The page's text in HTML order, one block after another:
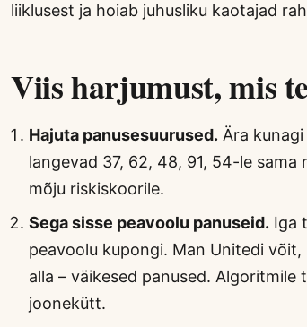
liiklusest ja hoiab juhusliku kaotajad
Viis harjumust, mis
Hajuta panusesuurused. Ära
langevad 37, 62, 48, 91, 54-le sama
mõju riskiskoorile.
Sega sisse peavoolu panuseid. Iga
peavoolu kupongi. Man Unitedi
alla – väikesed panused.
joonekütt.